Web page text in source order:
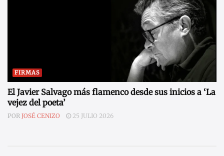
FIRMAS
El Javier Salvago más flamenco desde sus inicios a ‘La
vejez del poeta’
POR JOSÉ CENIZO 25 JULIO 2026